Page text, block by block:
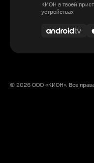
КИОН в твоей
устройствах
© 2026 ООО «КИОН». Все